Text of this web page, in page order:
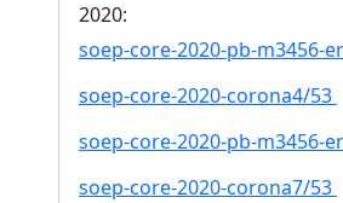
2020:
soep-core-2020-pb-m3456-
soep-core-2020-corona4/53
soep-core-2020-pb-m3456-
soep-core-2020-corona7/53